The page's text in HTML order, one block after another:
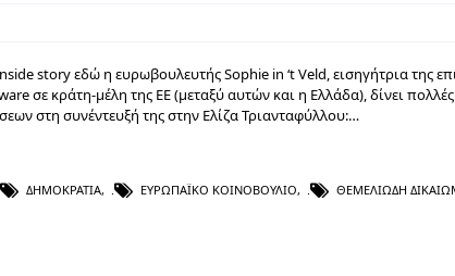
story εδώ η ευρωβουλευτής Sophie in ‘t Veld, εισηγήτρια της
σε κράτη-μέλη της ΕΕ (μεταξύ αυτών και η Ελλάδα), δίνει πολλές
στη συνέντευξή της στην Ελίζα Τριανταφύλλου:…
ΔΗΜΟΚΡΑΤΊΑ, ΕΥΡΩΠΑΪΚΌ ΚΟΙΝΟΒΟΎΛΙΟ, ΘΕΜΕΛΙΏΔΗ